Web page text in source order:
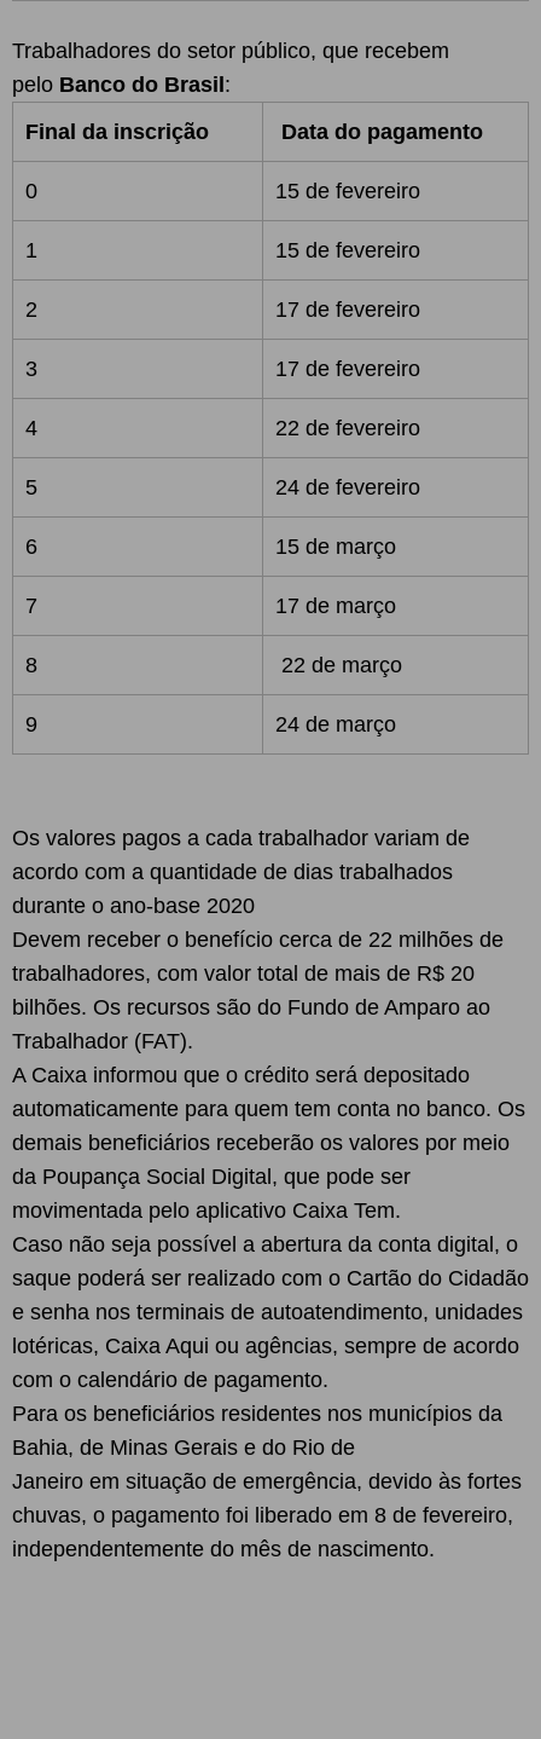
Trabalhadores do setor público, que recebem
pelo Banco do Brasil :
Final da inscrição
Data do pagamento
0 15 de fevereiro
1 15 de fevereiro
2 17 de fevereiro
3 17 de fevereiro
4 22 de fevereiro
5 24 de fevereiro
6 15 de março
7 17 de março
8 22 de março
9 24 de março
Os valores pagos a cada trabalhador variam de
acordo com a quantidade de dias trabalhados
durante o ano-base 2020
Devem receber o benefício cerca de 22 milhões de
trabalhadores, com valor total de mais de R$ 20
bilhões. Os recursos são do Fundo de Amparo ao
Trabalhador (FAT).
A Caixa informou que o crédito será depositado
automaticamente para quem tem conta no banco. Os
demais beneficiários receberão os valores por meio
da Poupança Social Digital, que pode ser
movimentada pelo aplicativo Caixa Tem.
Caso não seja possível a abertura da conta digital, o
saque poderá ser realizado com o Cartão do Cidadão
e senha nos terminais de autoatendimento, unidades
lotéricas, Caixa Aqui ou agências, sempre de acordo
com o calendário de pagamento.
Para os beneficiários residentes nos municípios da
Bahia, de Minas Gerais e do Rio de
Janeiro em situação de emergência, devido às fortes
chuvas, o pagamento foi liberado em 8 de fevereiro,
independentemente do mês de nascimento.